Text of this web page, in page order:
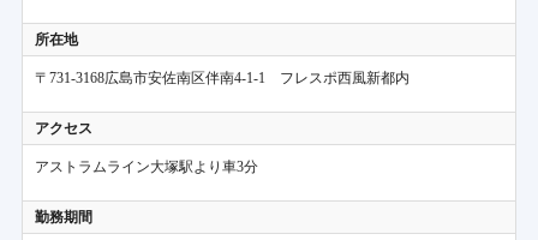
所在地
〒731-3168広島市安佐南区伴南4-1-1 フレスポ西風新都内
アクセス
アストラムライン大塚駅より車3分
勤務期間